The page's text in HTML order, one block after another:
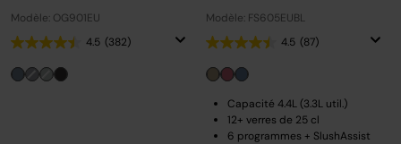
Modèle: OG901EU
4.5 (382)
Modèle: FS605EUBL
4.5 (87)
Capacité 4.4L (3.3L util.)
12+ verres de 25 cl
6 programmes + SlushAssist